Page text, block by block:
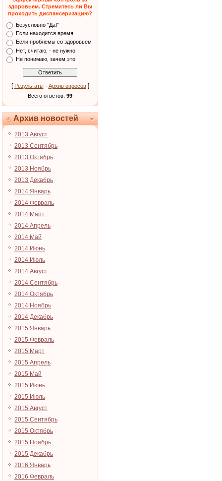
здоровьем. Стремитесь ли Вы
проходить диспансеризацию?
Безусловно "Да!"
Если находится время
Если проблемы со здоровьем
Нет, считаю, - не нужно
Не понимаю, зачем это
[ Результаты· Архив опросов]
Всего ответов: 99
Архив новостей
2013 Август
2013 Сентябрь
2013 Октябрь
2013 Ноябрь
2013 Декабрь
2014 Январь
2014 Февраль
2014 Март
2014 Апрель
2014 Май
2014 Июнь
2014 Июль
2014 Август
2014 Сентябрь
2014 Октябрь
2014 Ноябрь
2014 Декабрь
2015 Январь
2015 Февраль
2015 Март
2015 Апрель
2015 Май
2015 Июнь
2015 Июль
2015 Август
2015 Сентябрь
2015 Октябрь
2015 Ноябрь
2015 Декабрь
2016 Январь
2016 Февраль